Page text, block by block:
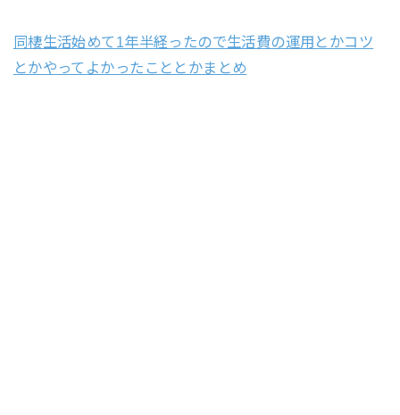
同棲生活始めて1年半経ったので生活費の運用とかコツ
とかやってよかったこととかまとめ